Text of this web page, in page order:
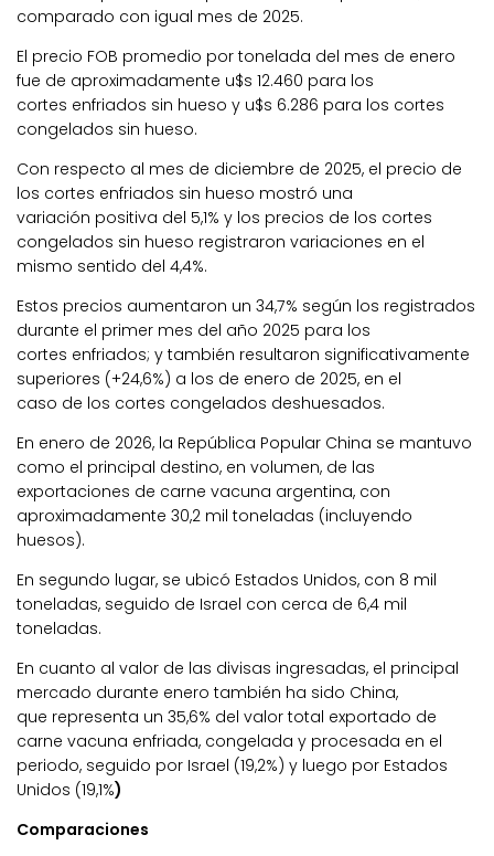
comparado con igual mes de 2025.
El precio FOB promedio por tonelada del mes de enero
fue de aproximadamente u$s 12.460 para los
cortes enfriados sin hueso y u$s 6.286 para los cortes
congelados sin hueso.
Con respecto al mes de diciembre de 2025, el precio de
los cortes enfriados sin hueso mostró una
variación positiva del 5,1% y los precios de los cortes
congelados sin hueso registraron variaciones en el
mismo sentido del 4,4%.
Estos precios aumentaron un 34,7% según los registrados
durante el primer mes del año 2025 para los
cortes enfriados; y también resultaron significativamente
superiores (+24,6%) a los de enero de 2025, en el
caso de los cortes congelados deshuesados.
En enero de 2026, la República Popular China se mantuvo
como el principal destino, en volumen, de las
exportaciones de carne vacuna argentina, con
aproximadamente 30,2 mil toneladas (incluyendo
huesos).
En segundo lugar, se ubicó Estados Unidos, con 8 mil
toneladas, seguido de Israel con cerca de 6,4 mil
toneladas.
En cuanto al valor de las divisas ingresadas, el principal
mercado durante enero también ha sido China,
que representa un 35,6% del valor total exportado de
carne vacuna enfriada, congelada y procesada en el
periodo, seguido por Israel (19,2%) y luego por Estados
Unidos (19,1%)
Comparaciones